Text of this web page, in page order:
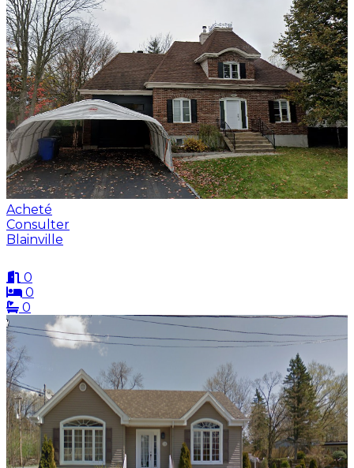
Acheté
Consulter
Blainville
0
0
0